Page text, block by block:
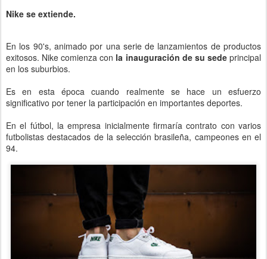
Nike se extiende.
En los 90's, animado por una serie de lanzamientos de productos
exitosos. Nike comienza con la inauguración de su sedeprincipal
en los suburbios.
Es en esta época cuando realmente se hace un esfuerzo
significativo por tener la participación en importantes deportes.
En el fútbol, la empresa inicialmente firmaría contrato con varios
futbolistas destacados de la selección brasileña, campeones en el
94.